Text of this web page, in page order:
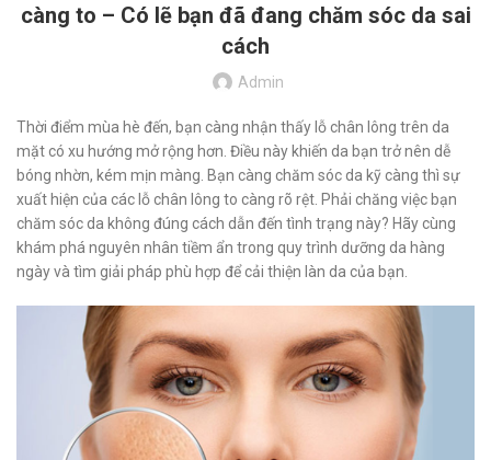
càng to – Có lẽ bạn đã đang chăm sóc da sai
cách
Admin
Thời điểm mùa hè đến, bạn càng nhận thấy lỗ chân lông trên da
mặt có xu hướng mở rộng hơn. Điều này khiến da bạn trở nên dễ
bóng nhờn, kém mịn màng. Bạn càng chăm sóc da kỹ càng thì sự
xuất hiện của các lỗ chân lông to càng rõ rệt. Phải chăng việc bạn
chăm sóc da không đúng cách dẫn đến tình trạng này? Hãy cùng
khám phá nguyên nhân tiềm ẩn trong quy trình dưỡng da hàng
ngày và tìm giải pháp phù hợp để cải thiện làn da của bạn.